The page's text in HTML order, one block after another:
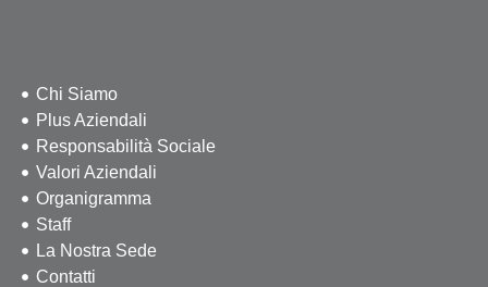
Chi Siamo
Plus Aziendali
Responsabilità Sociale
Valori Aziendali
Organigramma
Staff
La Nostra Sede
Contatti